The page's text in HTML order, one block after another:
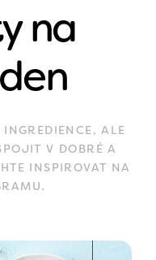
na
ALE
V DOBRÉ A
INSPIROVAT NA